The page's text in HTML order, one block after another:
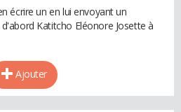
écrire un en lui envoyant un
Katitcho Eléonore Josette à
Ajouter